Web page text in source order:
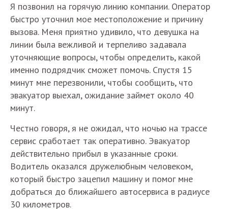
Я позвонил на горячую линию компании. Оператор
быстро уточнил мое местоположение и причину
вызова. Меня приятно удивило, что девушка на
линии была вежливой и терпеливо задавала
уточняющие вопросы, чтобы определить, какой
именно подрядчик сможет помочь. Спустя 15
минут мне перезвонили, чтобы сообщить, что
эвакуатор выехал, ожидание займет около 40
минут.
Честно говоря, я не ожидал, что ночью на трассе
сервис сработает так оперативно. Эвакуатор
действительно прибыл в указанные сроки.
Водитель оказался дружелюбным человеком,
который быстро зацепил машину и помог мне
добраться до ближайшего автосервиса в радиусе
30 километров.